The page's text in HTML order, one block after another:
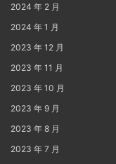
2024 年 2 月
2024 年 1 月
2023 年 12 月
2023 年 11 月
2023 年 10 月
2023 年 9 月
2023 年 8 月
2023 年 7 月